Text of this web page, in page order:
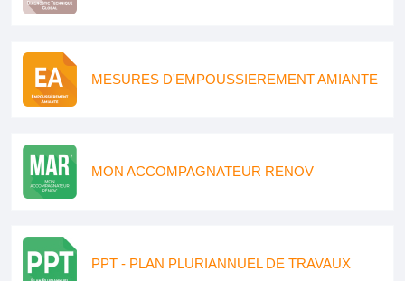
MESURES D'EMPOUSSIEREMENT AMIANTE
MON ACCOMPAGNATEUR RENOV
PPT - PLAN PLURIANNUEL DE TRAVAUX